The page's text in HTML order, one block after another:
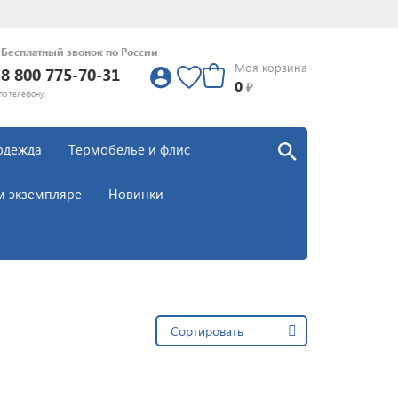
Бесплатный звонок по России
8 800 775-70-31
телефону:
Моя корзина
0 ₽
Термобелье и флис
экземпляре Новинки
Сортировать